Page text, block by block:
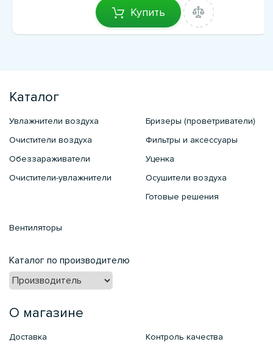
Купить
Каталог
Увлажнители воздуха
Очистители воздуха
Обеззараживатели
Очистители-увлажнители
Бризеры (проветриватели)
Фильтры и аксессуары
Уценка
Осушители воздуха
Готовые решения
Вентиляторы
Каталог по производителю
О магазине
Доставка
Контроль качества